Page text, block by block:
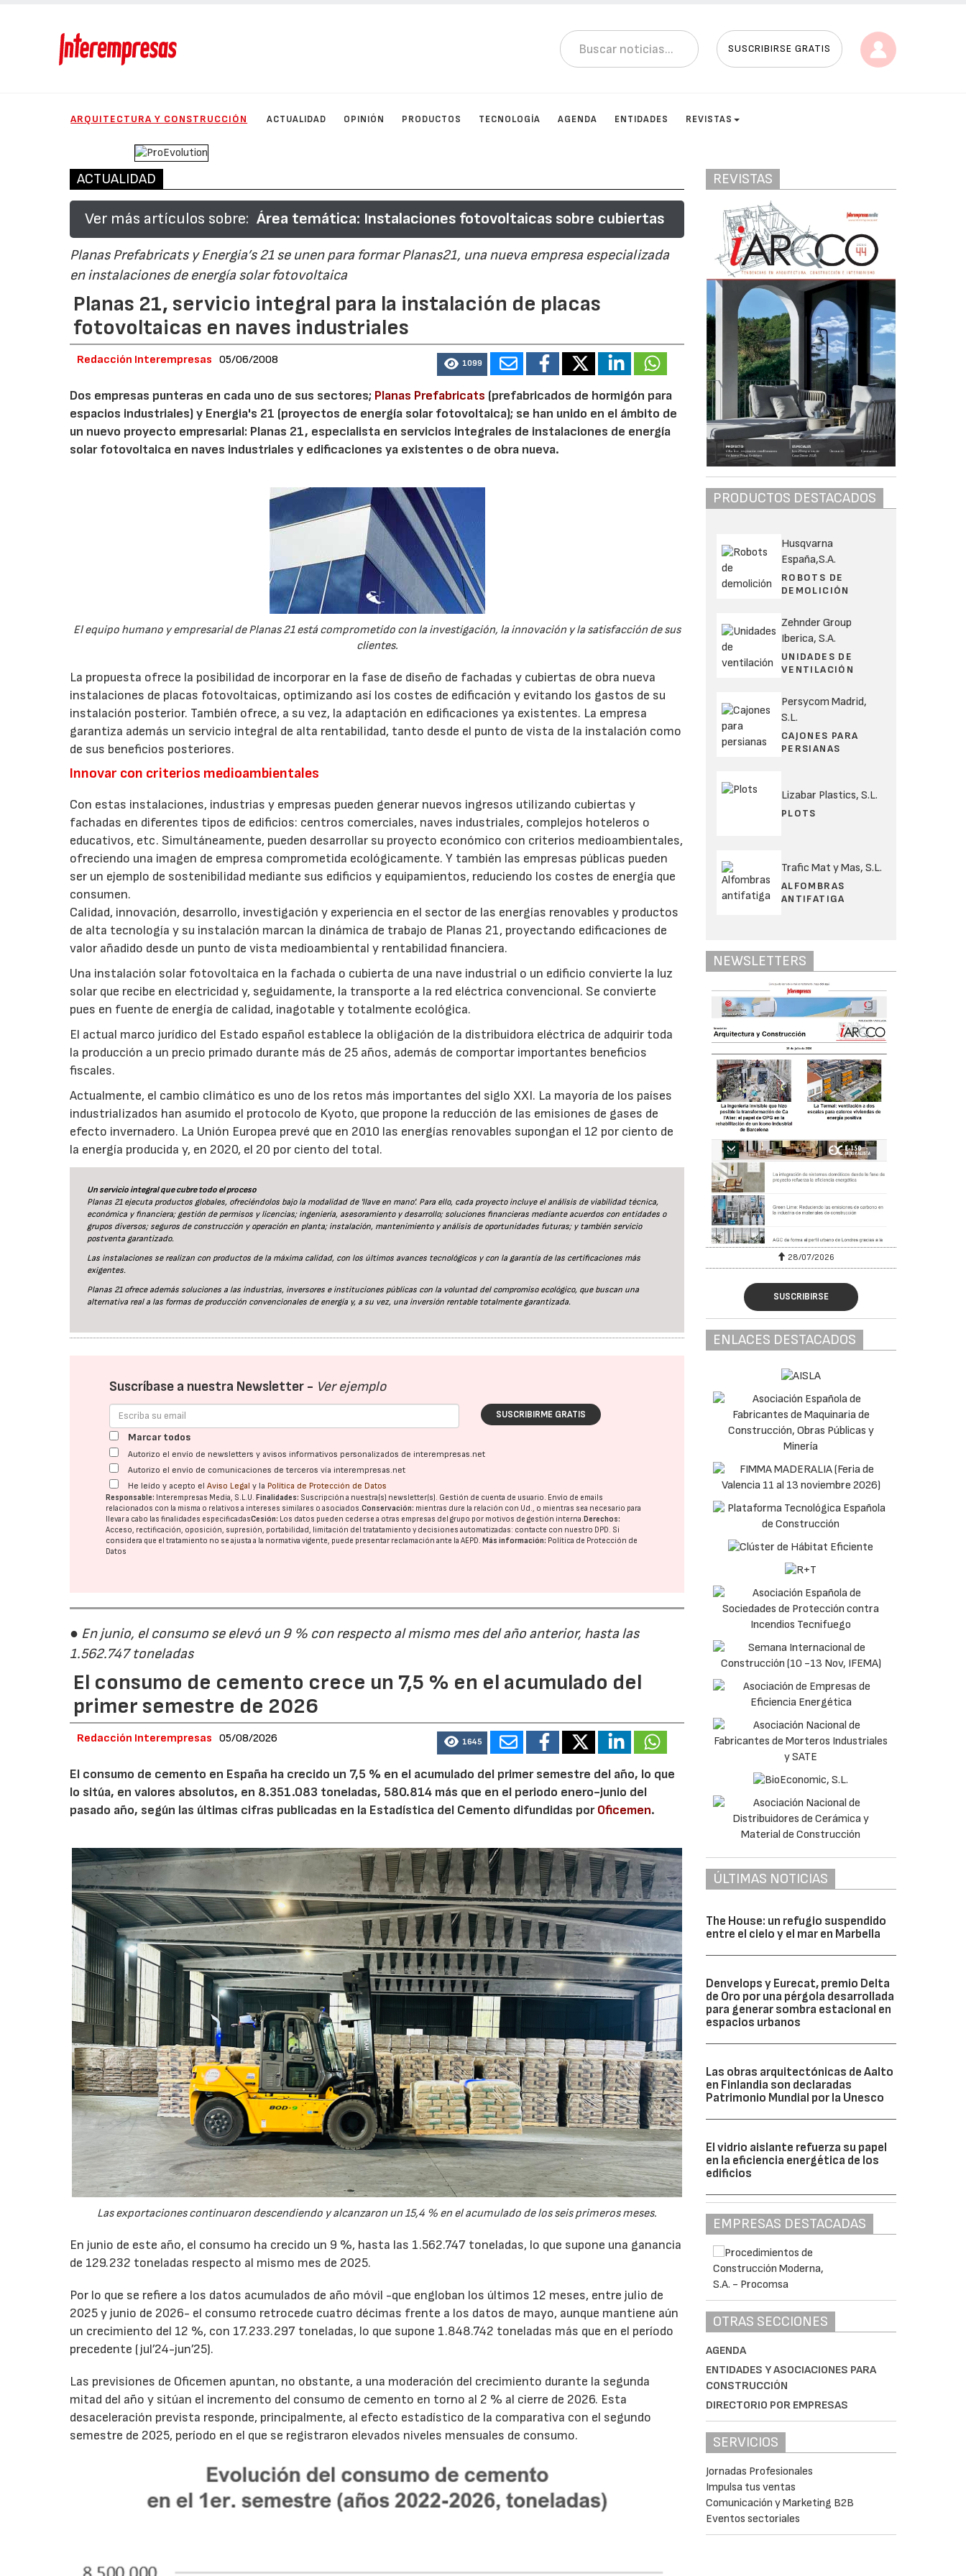
SUSCRIBIRSE GRATIS
ARQUITECTURA Y CONSTRUCCIÓN ACTUALIDAD OPINIÓN PRODUCTOS TECNOLOGÍA AGENDA ENTIDADES REVISTAS
ACTUALIDAD
Ver más artículos sobre: Área temática: Instalaciones fotovoltaicas sobre cubiertas
Planas Prefabricats y Energia’s 21 se unen para formar Planas21, una nueva empresa especializada
en instalaciones de energía solar fotovoltaica
Planas 21, servicio integral para la instalación de placas
fotovoltaicas en naves industriales
Redacción Interempresas 05/06/2008 1099
Dos empresas punteras en cada uno de sus sectores; Planas Prefabricats (prefabricados de hormigón para
espacios industriales) y Energia's 21 (proyectos de energía solar fotovoltaica); se han unido en el ámbito de
un nuevo proyecto empresarial: Planas 21, especialista en servicios integrales de instalaciones de energía
solar fotovoltaica en naves industriales y edificaciones ya existentes o de obra nueva.
El equipo humano y empresarial de Planas 21 está comprometido con la investigación, la innovación y la satisfacción de sus
clientes.
La propuesta ofrece la posibilidad de incorporar en la fase de diseño de fachadas y cubiertas de obra nueva
instalaciones de placas fotovoltaicas, optimizando así los costes de edificación y evitando los gastos de su
instalación posterior. También ofrece, a su vez, la adaptación en edificaciones ya existentes. La empresa
garantiza además un servicio integral de alta rentabilidad, tanto desde el punto de vista de la instalación como
de sus beneficios posteriores.
Innovar con criterios medioambientales
Con estas instalaciones, industrias y empresas pueden generar nuevos ingresos utilizando cubiertas y
fachadas en diferentes tipos de edificios: centros comerciales, naves industriales, complejos hoteleros o
educativos, etc. Simultáneamente, pueden desarrollar su proyecto económico con criterios medioambientales,
ofreciendo una imagen de empresa comprometida ecológicamente. Y también las empresas públicas pueden
ser un ejemplo de sostenibilidad mediante sus edificios y equipamientos, reduciendo los costes de energía que
consumen.
Calidad, innovación, desarrollo, investigación y experiencia en el sector de las energías renovables y productos
de alta tecnología y su instalación marcan la dinámica de trabajo de Planas 21, proyectando edificaciones de
valor añadido desde un punto de vista medioambiental y rentabilidad financiera.
Una instalación solar fotovoltaica en la fachada o cubierta de una nave industrial o un edificio convierte la luz
solar que recibe en electricidad y, seguidamente, la transporte a la red eléctrica convencional. Se convierte
pues en fuente de energía de calidad, inagotable y totalmente ecológica.
El actual marco jurídico del Estado español establece la obligación de la distribuidora eléctrica de adquirir toda
la producción a un precio primado durante más de 25 años, además de comportar importantes beneficios
fiscales.
Actualmente, el cambio climático es uno de los retos más importantes del siglo XXI. La mayoría de los países
industrializados han asumido el protocolo de Kyoto, que propone la reducción de las emisiones de gases de
efecto invernadero. La Unión Europea prevé que en 2010 las energías renovables supongan el 12 por ciento de
la energía producida y, en 2020, el 20 por ciento del total.
Un servicio integral que cubre todo el proceso
Planas 21 ejecuta productos globales, ofreciéndolos bajo la modalidad de 'llave en mano'. Para ello, cada proyecto incluye el análisis de viabilidad técnica,
económica y financiera; gestión de permisos y licencias; ingeniería, asesoramiento y desarrollo; soluciones financieras mediante acuerdos con entidades o
grupos diversos; seguros de construcción y operación en planta; instalación, mantenimiento y análisis de oportunidades futuras; y también servicio
postventa garantizado.
Las instalaciones se realizan con productos de la máxima calidad, con los últimos avances tecnológicos y con la garantía de las certificaciones más
exigentes.
Planas 21 ofrece además soluciones a las industrias, inversores e instituciones públicas con la voluntad del compromiso ecológico, que buscan una
alternativa real a las formas de producción convencionales de energía y, a su vez, una inversión rentable totalmente garantizada.
Suscríbase a nuestra Newsletter - Ver ejemplo
SUSCRIBIRME GRATIS
Marcar todos
Autorizo el envío de newsletters y avisos informativos personalizados de interempresas.net
Autorizo el envío de comunicaciones de terceros vía interempresas.net
He leído y acepto elAviso Legal y la Política de Protección de Datos
Responsable: Interempresas Media, S.L.U.Finalidades: Suscripción a nuestra(s) newsletter(s). Gestión de cuenta de usuario. Envío de emails
relacionados con la misma o relativos a intereses similares o asociados.Conservación: mientras dure la relación con Ud., o mientras sea necesario para
llevar a cabo las finalidades especificadasCesión: Los datos pueden cederse a otras empresas del grupo por motivos de gestión interna.Derechos:
Acceso, rectificación, oposición, supresión, portabilidad, limitación del tratatamiento y decisiones automatizadas: contacte con nuestro DPD. Si
considera que el tratamiento no se ajusta a la normativa vigente, puede presentar reclamación ante laAEPD.Más información: Política de Protección de
Datos
● En junio, el consumo se elevó un 9 % con respecto al mismo mes del año anterior, hasta las
1.562.747 toneladas
El consumo de cemento crece un 7,5 % en el acumulado del
primer semestre de 2026
Redacción Interempresas 05/08/2026 1645
El consumo de cemento en España ha crecido un 7,5 % en el acumulado del primer semestre del año, lo que
lo sitúa, en valores absolutos, en 8.351.083 toneladas, 580.814 más que en el periodo enero-junio del
pasado año, según las últimas cifras publicadas en la Estadística del Cemento difundidas porOficemen.
Las exportaciones continuaron descendiendo y alcanzaron un 15,4 % en el acumulado de los seis primeros meses.
En junio de este año, el consumo ha crecido un 9 %, hasta las 1.562.747 toneladas, lo que supone una ganancia
de 129.232 toneladas respecto al mismo mes de 2025.
Por lo que se refiere a los datos acumulados de año móvil -que engloban los últimos 12 meses, entre julio de
2025 y junio de 2026- el consumo retrocede cuatro décimas frente a los datos de mayo, aunque mantiene aún
un crecimiento del 12 %, con 17.233.297 toneladas, lo que supone 1.848.742 toneladas más que en el período
precedente (jul’24-jun’25).
Las previsiones de Oficemen apuntan, no obstante, a una moderación del crecimiento durante la segunda
mitad del año y sitúan el incremento del consumo de cemento en torno al 2 % al cierre de 2026. Esta
desaceleración prevista responde, principalmente, al efecto estadístico de la comparativa con el segundo
semestre de 2025, período en el que se registraron elevados niveles mensuales de consumo.
REVISTAS
PRODUCTOS DESTACADOS
Husqvarna
España,S.A.
ROBOTS DE
DEMOLICIÓN
Zehnder Group
Iberica, S.A.
UNIDADES DE
VENTILACIÓN
Persycom Madrid,
S.L.
CAJONES PARA
PERSIANAS
Lizabar Plastics, S.L.
PLOTS
Trafic Mat y Mas, S.L.
ALFOMBRAS
ANTIFATIGA
NEWSLETTERS
28/07/2026 30/07/2026 28/07/2026
SUSCRIBIRSE
ENLACES DESTACADOS
ÚLTIMAS NOTICIAS
The House: un refugio suspendido
entre el cielo y el mar en Marbella
Denvelops y Eurecat, premio Delta
de Oro por una pérgola desarrollada
para generar sombra estacional en
espacios urbanos
Las obras arquitectónicas de Aalto
en Finlandia son declaradas
Patrimonio Mundial por la Unesco
El vidrio aislante refuerza su papel
en la eficiencia energética de los
edificios
EMPRESAS DESTACADAS
OTRAS SECCIONES
AGENDA
ENTIDADES Y ASOCIACIONES PARA
CONSTRUCCIÓN
DIRECTORIO POR EMPRESAS
SERVICIOS
Jornadas Profesionales
Impulsa tus ventas
Comunicación y Marketing B2B
Eventos sectoriales